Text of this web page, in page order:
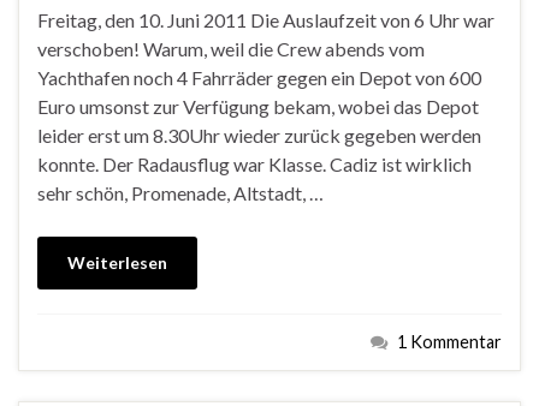
Freitag, den 10. Juni 2011 Die Auslaufzeit von 6 Uhr war
verschoben! Warum, weil die Crew abends vom
Yachthafen noch 4 Fahrräder gegen ein Depot von 600
Euro umsonst zur Verfügung bekam, wobei das Depot
leider erst um 8.30Uhr wieder zurück gegeben werden
konnte. Der Radausflug war Klasse. Cadiz ist wirklich
sehr schön, Promenade, Altstadt, …
Weiterlesen
1 Kommentar